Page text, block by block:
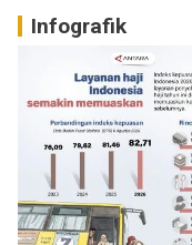
Infografik